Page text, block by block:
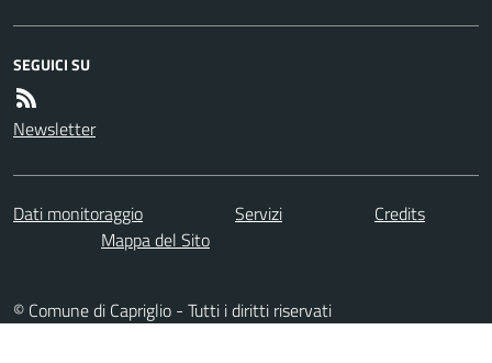
SEGUICI SU
Newsletter
Dati monitoraggio Servizi
Credits
Mappa del Sito
© Comune di Capriglio - Tutti i diritti riservati